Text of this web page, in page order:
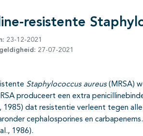
resistente
23-12-2021
27-07-2021
Staphylococcus aureus(MRSA)
produceert een extra
1985) dat resistentie verleent tegen
cephalosporines en
1986).